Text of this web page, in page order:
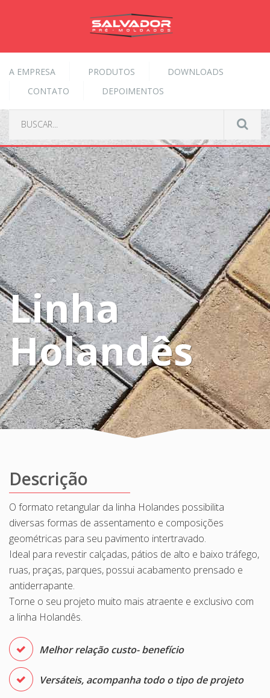
A EMPRESA PRODUTOS
DOWNLOADS
CONTATO
DEPOIMENTOS
Linha
Holandês
Home
Descrição
O formato retangular da linha Holandes possibilita
diversas formas de assentamento e composições
geométricas para seu pavimento intertravado.
Ideal para revestir calçadas, pátios de alto e baixo tráfego,
ruas, praças, parques, possui acabamento prensado e
antiderrapante.
Torne o seu projeto muito mais atraente e exclusivo com
a linha Holandês.
Melhor relação custo- benefício
Versáteis, acompanha todo o tipo de projeto